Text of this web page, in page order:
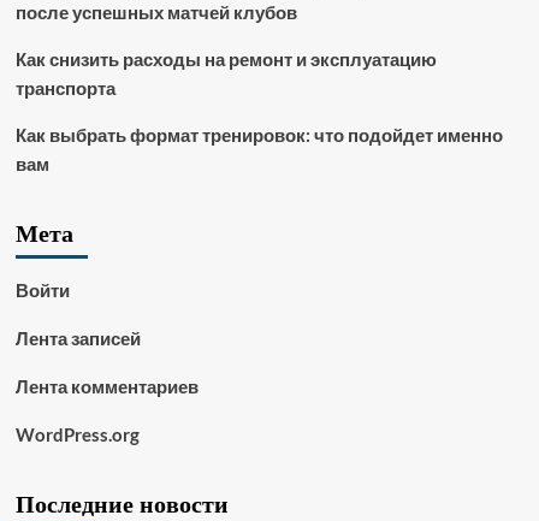
после успешных матчей клубов
Как снизить расходы на ремонт и эксплуатацию
транспорта
Как выбрать формат тренировок: что подойдет именно
вам
Мета
Войти
Лента записей
Лента комментариев
WordPress.org
Последние новости